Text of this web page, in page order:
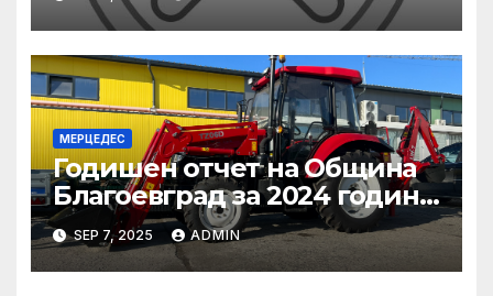
Заставам зад всеки свой
служител, който работи
съвестно
МЕРЦЕДЕС
Годишен отчет на Община
Благоевград за 2024 година:
Стабилно финансово
състояние, ръст на
приходите и напредък в
SEP 7, 2025 ADMIN